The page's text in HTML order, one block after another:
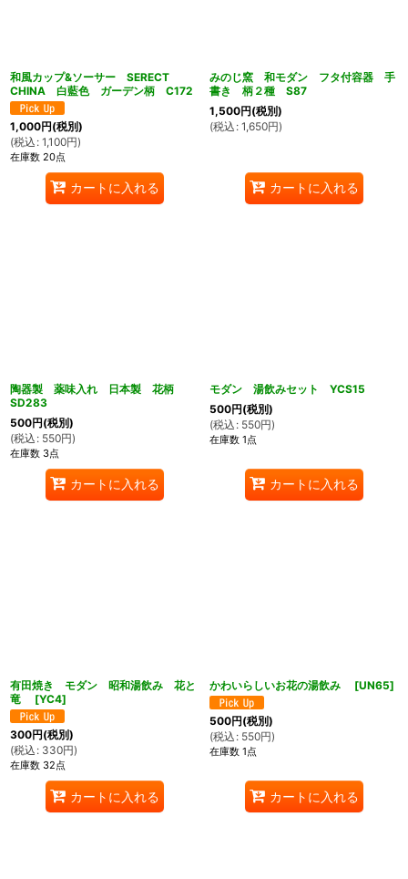
和風カップ&ソーサー SERECT
CHINA 白藍色 ガーデン柄 C172
1,000円(税別)
(税込 : 1,100円)
在庫数 20点
カートに入れる
みのじ窯 和モダン フタ付容器 手
書き 柄２種 S87
1,500円(税別)
(税込 : 1,650円)
カートに入れる
陶器製 薬味入れ 日本製 花柄
SD283
500円(税別)
(税込 : 550円)
在庫数 3点
カートに入れる
モダン 湯飲みセット YCS15
500円(税別)
(税込 : 550円)
在庫数 1点
カートに入れる
有田焼き モダン 昭和湯飲み 花と
竜
[YC4]
300円(税別)
(税込 : 330円)
在庫数 32点
カートに入れる
かわいらしいお花の湯飲み [UN65]
500円(税別)
(税込 : 550円)
在庫数 1点
カートに入れる